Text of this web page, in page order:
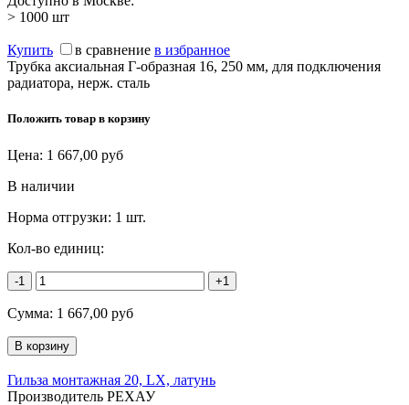
> 1000 шт
Купить в сравнение в избранное
Трубка аксиальная Г-образная 16, 250 мм, для подключения
радиатора, нерж. сталь
Положить товар в корзину
Цена: 1 667,00 руб
В наличии
Норма отгрузки: 1 шт.
Кол-во единиц:
-1 +1
Сумма: 1 667,00 руб
Гильза монтажная 20, LX, латунь
Производитель РЕХАУ